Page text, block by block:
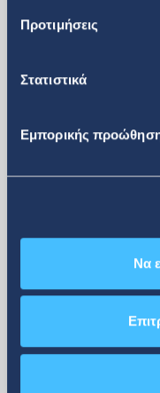
Προτιμήσεις
Στατιστικά
Εμπορικής
Να
μετοχών
περισσότερα